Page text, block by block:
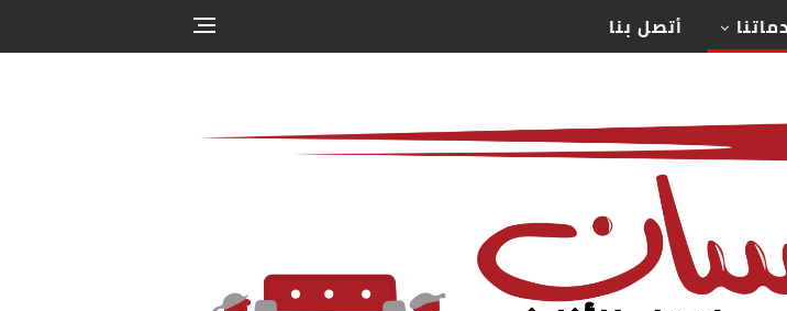
أتصل بنا